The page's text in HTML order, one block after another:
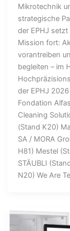
Mikrotechnik
strategische
der EPHJ
Mission fort:
vorantreiben
begleiten – im
der EPHJ
Fondation
Cleaning
(Stand K20)
SA / MORA
H81) Mestel
STÄUBLI
N20) We Are